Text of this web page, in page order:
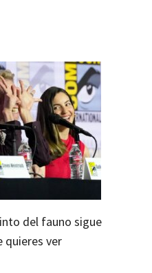
del fauno sigue
quieres ver